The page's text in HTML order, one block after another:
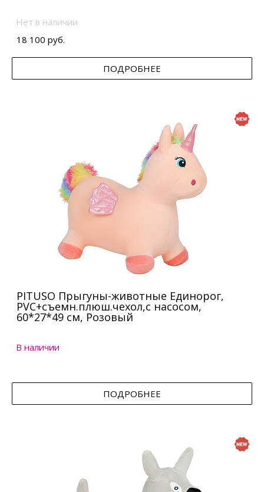
Нет в наличии
18 100 руб.
ПОДРОБНЕЕ
PITUSO Прыгуны-животные Единорог,
PVC+съемн.плюш.чехол,с насосом,
60*27*49 см, Розовый
В наличии
ПОДРОБНЕЕ